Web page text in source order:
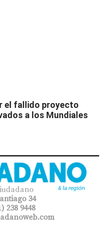
el fallido proyecto
a los Mundiales
34
238 9448